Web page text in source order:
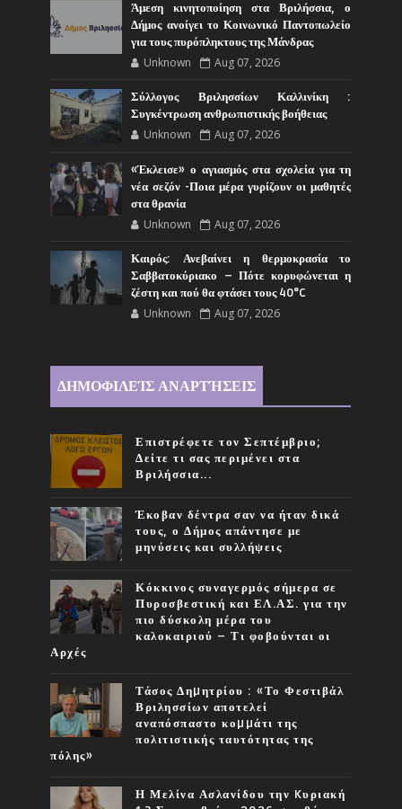
Άμεση κινητοποίηση στα Βριλήσσια, ο
Δήμος ανοίγει το Κοινωνικό Παντοπωλείο
για τους πυρόπληκτους της Μάνδρας
Unknown Aug 07, 2026
Σύλλογος Βριλησσίων Καλλινίκη :
Συγκέντρωση ανθρωπιστικής βοήθειας
Unknown Aug 07, 2026
«Έκλεισε» ο αγιασμός στα σχολεία για τη
νέα σεζόν -Ποια μέρα γυρίζουν οι μαθητές
στα θρανία
Unknown Aug 07, 2026
Καιρός: Ανεβαίνει η θερμοκρασία το
Σαββατοκύριακο – Πότε κορυφώνεται η
ζέστη και πού θα φτάσει τους 40°C
Unknown Aug 07, 2026
ΔΗΜΟΦΙΛΕΊΣ ΑΝΑΡΤΉΣΕΙΣ
Επιστρέφετε τον Σεπτέμβριο;
Δείτε τι σας περιμένει στα
Βριλήσσια...
Έκοβαν δέντρα σαν να ήταν δικά
τους, ο Δήμος απάντησε με
μηνύσεις και συλλήψεις
Κόκκινος συναγερμός σήμερα σε
Πυροσβεστική και ΕΛ.ΑΣ. για την
πιο δύσκολη μέρα του
καλοκαιριού – Τι φοβούνται οι
Αρχές
Τάσος Δηµητρίου : «Το Φεστιβάλ
Βριλησσίων αποτελεί
αναπόσπαστο κοµµάτι της
πολιτιστικής ταυτότητας της
πόλης»
Η Μελίνα Ασλανίδου την Kυριακή